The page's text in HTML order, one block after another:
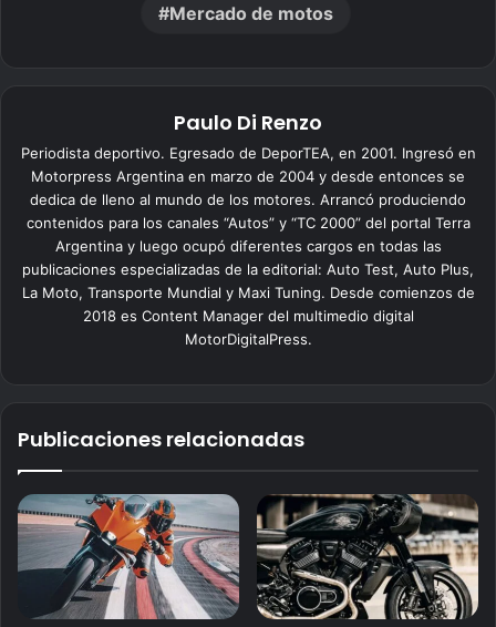
Mercado de motos
Paulo Di Renzo
Periodista deportivo. Egresado de DeporTEA, en 2001. Ingresó en
Motorpress Argentina en marzo de 2004 y desde entonces se
dedica de lleno al mundo de los motores. Arrancó produciendo
contenidos para los canales “Autos” y “TC 2000” del portal Terra
Argentina y luego ocupó diferentes cargos en todas las
publicaciones especializadas de la editorial: Auto Test, Auto Plus,
La Moto, Transporte Mundial y Maxi Tuning. Desde comienzos de
2018 es Content Manager del multimedio digital
MotorDigitalPress.
Publicaciones relacionadas